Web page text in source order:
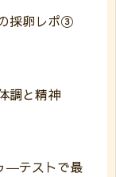
採卵レポ③
調と精神
―テストで最